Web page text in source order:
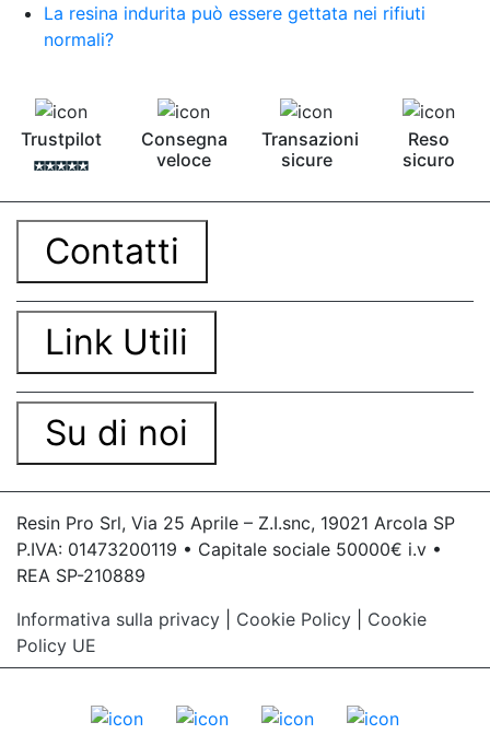
La resina indurita può essere gettata nei rifiuti
normali?
Trustpilot
Consegna
veloce
Transazioni
sicure
Reso
sicuro
Contatti
Link Utili
Su di noi
Resin Pro Srl, Via 25 Aprile – Z.I.snc, 19021 Arcola SP
P.IVA: 01473200119 • Capitale sociale 50000€ i.v •
REA SP-210889
Informativa sulla privacy
Cookie Policy
Cookie
Policy UE